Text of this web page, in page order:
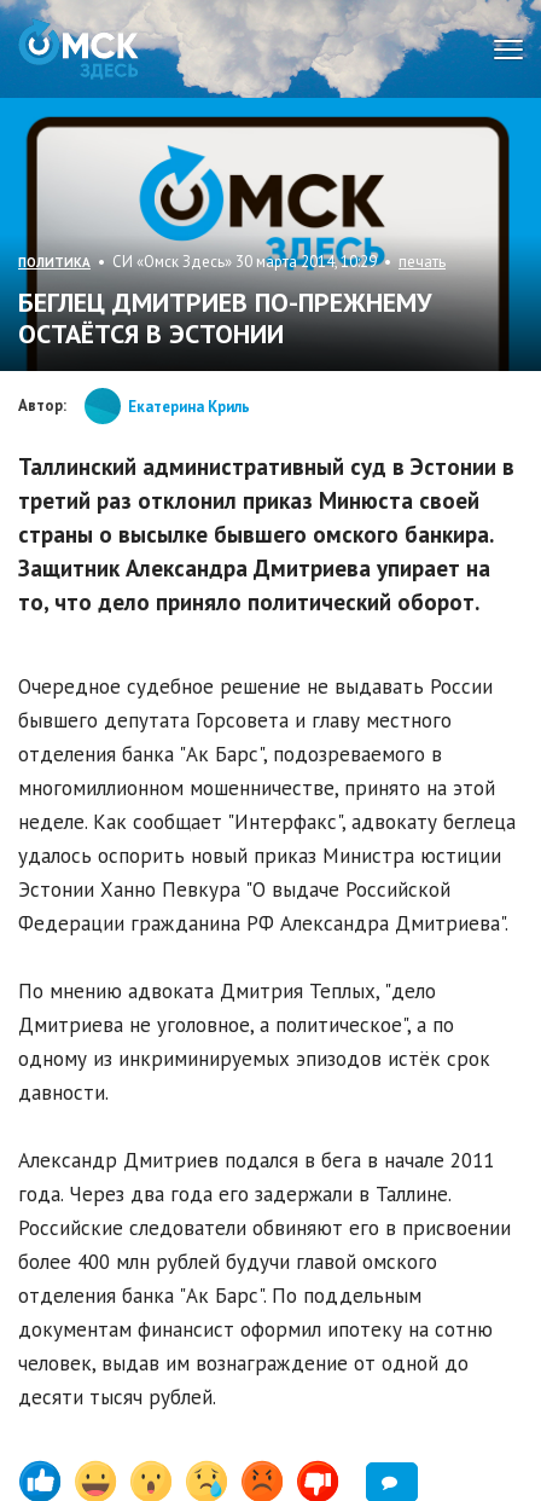
ПОЛИТИКА • СИ «Омск Здесь» 30 марта 2014, 10:29 • печать
БЕГЛЕЦ ДМИТРИЕВ ПО-ПРЕЖНЕМУ
ОСТАЁТСЯ В ЭСТОНИИ
Автор: Екатерина Криль
Таллинский административный суд в Эстонии в
третий раз отклонил приказ Минюста своей
страны о высылке бывшего омского банкира.
Защитник Александра Дмитриева упирает на
то, что дело приняло политический оборот.
Очередное судебное решение не выдавать России
бывшего депутата Горсовета и главу местного
отделения банка "Ак Барс", подозреваемого в
многомиллионном мошенничестве, принято на этой
неделе. Как сообщает "Интерфакс", адвокату беглеца
удалось оспорить новый приказ Министра юстиции
Эстонии Ханно Певкура "О выдаче Российской
Федерации гражданина РФ Александра Дмитриева".
По мнению адвоката Дмитрия Теплых, "дело
Дмитриева не уголовное, а политическое", а по
одному из инкриминируемых эпизодов истёк срок
давности.
Александр Дмитриев подался в бега в начале 2011
года. Через два года его задержали в Таллине.
Российские следователи обвиняют его в присвоении
более 400 млн рублей будучи главой омского
отделения банка "Ак Барс". По поддельным
документам финансист оформил ипотеку на сотню
человек, выдав им вознаграждение от одной до
десяти тысяч рублей.